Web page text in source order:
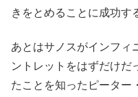
きをとめることに成功す
あとはサノスがインフィ
ントレットをはずだけだ
たことを知ったピーター